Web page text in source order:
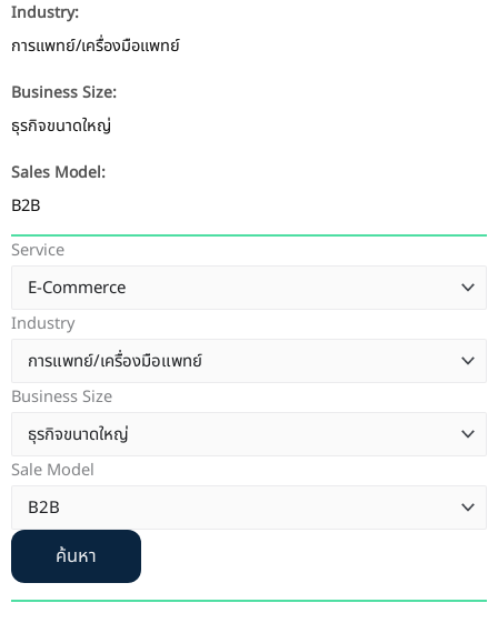
Industry:
การแพทย์/เครื่องมือแพทย์
Business Size:
ธุรกิจขนาดใหญ่
Sales Model:
B2B
Service
Industry
Business Size
Sale Model
ค้นหา